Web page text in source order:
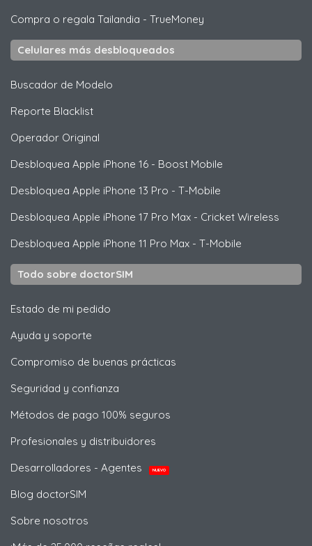
Compra o regala Tailandia - TrueMoney
Celulares más desbloqueados
Buscador de Modelo
Reporte Blacklist
Operador Original
Desbloquea Apple iPhone 16 - Boost Mobile
Desbloquea Apple iPhone 13 Pro - T-Mobile
Desbloquea Apple iPhone 17 Pro Max - Cricket Wireless
Desbloquea Apple iPhone 11 Pro Max - T-Mobile
Todo sobre doctorSIM
Estado de mi pedido
Ayuda y soporte
Compromiso de buenas prácticas
Seguridad y confianza
Métodos de pago 100% seguros
Profesionales y distribuidores
Desarrolladores - Agentes
NUEVO
Blog doctorSIM
Sobre nosotros